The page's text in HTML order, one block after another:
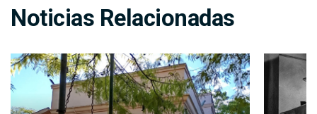
Noticias Relacionadas